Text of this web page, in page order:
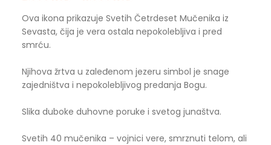
Ova ikona prikazuje Svetih Četrdeset Mučenika iz
Sevasta, čija je vera ostala nepokolebljiva i pred
smrću.
Njihova žrtva u zaleđenom jezeru simbol je snage
zajedništva i nepokolebljivog predanja Bogu.
Slika duboke duhovne poruke i svetog junaštva.
Svetih 40 mučenika – vojnici vere, smrznuti telom, ali